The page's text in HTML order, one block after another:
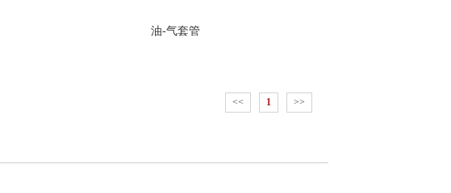
油-气套管
<< 1 >>